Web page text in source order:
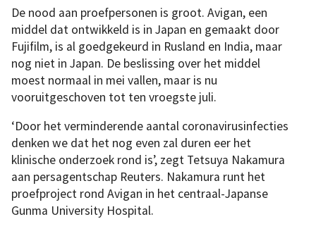
De nood aan proefpersonen is groot. Avigan, een
middel dat ontwikkeld is in Japan en gemaakt door
Fujifilm, is al goedgekeurd in Rusland en India, maar
nog niet in Japan. De beslissing over het middel
moest normaal in mei vallen, maar is nu
vooruitgeschoven tot ten vroegste juli.
‘Door het verminderende aantal coronavirusinfecties
denken we dat het nog even zal duren eer het
klinische onderzoek rond is’, zegt Tetsuya Nakamura
aan persagentschap Reuters. Nakamura runt het
proefproject rond Avigan in het centraal-Japanse
Gunma University Hospital.